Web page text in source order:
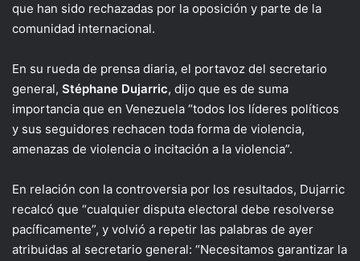
que han sido rechazadas por la oposición y parte de la
comunidad internacional.
En su rueda de prensa diaria, el portavoz del secretario
general, Stéphane Dujarric, dijo que es de suma
importancia que en Venezuela “todos los líderes políticos
y sus seguidores rechacen toda forma de violencia,
amenazas de violencia o incitación a la violencia”.
En relación con la controversia por los resultados, Dujarric
recalcó que “cualquier disputa electoral debe resolverse
pacíficamente”, y volvió a repetir las palabras de ayer
atribuidas al secretario general: “Necesitamos garantizar la